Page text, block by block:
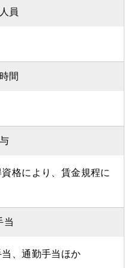
員
間
格により、賃金規程に
当
、通勤手当ほか